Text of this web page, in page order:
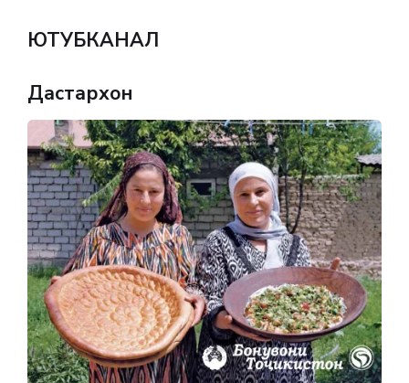
ЮТУБКАНАЛ
Дастархон